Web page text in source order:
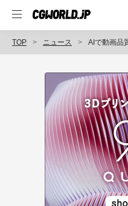
TOP ニュース AIで動画品質が向上する動画エンハンサ